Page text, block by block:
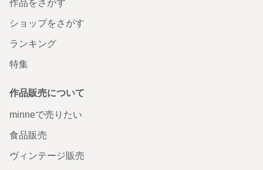
作品をさがす
ショップをさがす
ランキング
特集
作品販売について
minneで売りたい
食品販売
ヴィンテージ販売